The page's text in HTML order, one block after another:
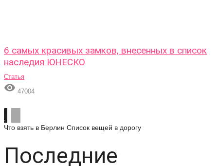
6 самых красивых замков, внесенных в список
наследия ЮНЕСКО
Статья
 47004
Что взять в Берлин Список вещей в дорогу
Последние